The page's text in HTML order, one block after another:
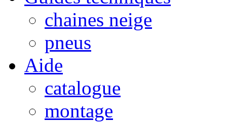
chaines neige
pneus
Aide
catalogue
montage